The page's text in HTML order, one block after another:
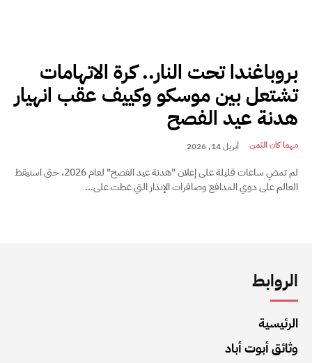
بروباغندا تحت النار.. كرة الاتهامات
تشتعل بين موسكو وكييف عقب انهيار
هدنة عيد الفصح
مهما كان الثمن أبريل 14, 2026
لم تمضِ ساعات قليلة على إعلان "هدنة عيد الفصح" لعام 2026، حتى استيقظ
العالم على دوي المدافع وصافرات الإنذار التي غطت على...
الروابط
الرئيسية
وثائق أبوت أباد